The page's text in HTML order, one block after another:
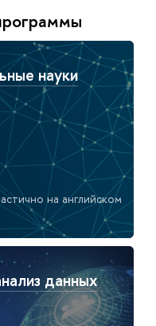
науки
на английском
данных